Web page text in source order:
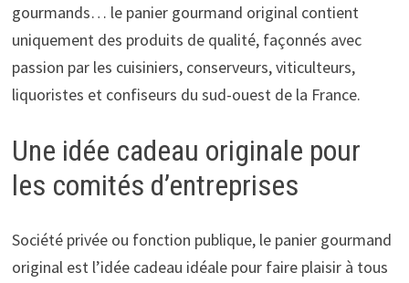
gourmands… le panier gourmand original contient
uniquement des produits de qualité, façonnés avec
passion par les cuisiniers, conserveurs, viticulteurs,
liquoristes et confiseurs du sud-ouest de la France.
Une idée cadeau originale pour
les comités d’entreprises
Société privée ou fonction publique, le panier gourmand
original est l’idée cadeau idéale pour faire plaisir à tous